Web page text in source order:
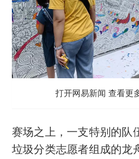
打开网易新闻 查看更
赛场之上，一支特别的队
垃圾分类志愿者组成的龙